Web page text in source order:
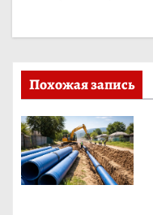
и
я
п
о
з
Похожая запись